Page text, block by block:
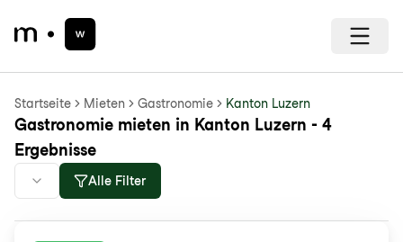
Startseite Mieten Gastronomie Kanton Luzern
Gastronomie mieten in Kanton Luzern - 4
Ergebnisse
Alle Filter